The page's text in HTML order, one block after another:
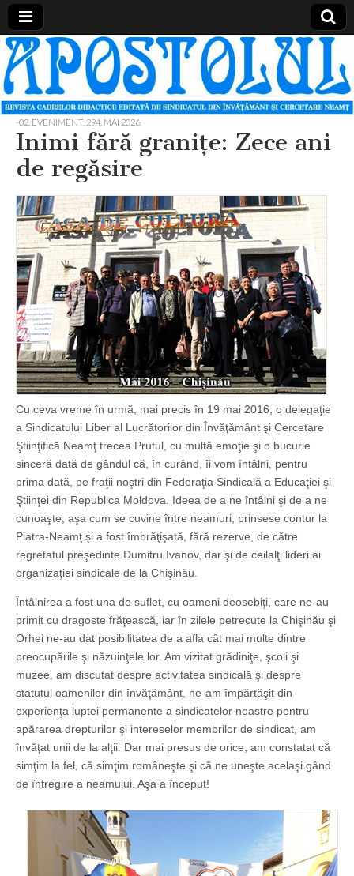
Apostolul
Revista
cadrelor
didactice
din
judetul
Neamt
-02. EVENIMENT, 294, MAI 2026
Inimi fără graniţe: Zece ani
de regăsire
Cu ceva vreme în urmă, mai precis în 19 mai 2016, o delegaţie
a Sindicatului Liber al Lucrătorilor din Învăţământ şi Cercetare
Ştiinţifică Neamţ trecea Prutul, cu multă emoţie şi o bucurie
sinceră dată de gândul că, în curând, îi vom întâlni, pentru
prima dată, pe fraţii noştri din Federaţia Sindicală a Educaţiei şi
Ştiinţei din Republica Moldova. Ideea de a ne întâlni şi de a ne
cunoaşte, aşa cum se cuvine între neamuri, prinsese contur la
Piatra-Neamţ şi a fost îmbrăţişată, fără rezerve, de către
regretatul preşedinte Dumitru Ivanov, dar şi de ceilalţi lideri ai
organizaţiei sindicale de la Chişinău.
Întâlnirea a fost una de suflet, cu oameni deosebiţi, care ne-au
primit cu dragoste frăţească, iar în zilele petrecute la Chişinău şi
Orhei ne-au dat posibilitatea de a afla cât mai multe dintre
preocupările şi năzuinţele lor. Am vizitat grădiniţe, şcoli şi
muzee, am discutat despre activitatea sindicală şi despre
statutul oamenilor din învăţământ, ne-am împărtăşit din
experienţa luptei permanente a sindicatelor noastre pentru
apărarea drepturilor şi intereselor membrilor de sindicat, am
învăţat unii de la alţii. Dar mai presus de orice, am constatat că
simţim la fel, că simţim româneşte şi că ne uneşte acelaşi gând
de întregire a neamului. Aşa a început!